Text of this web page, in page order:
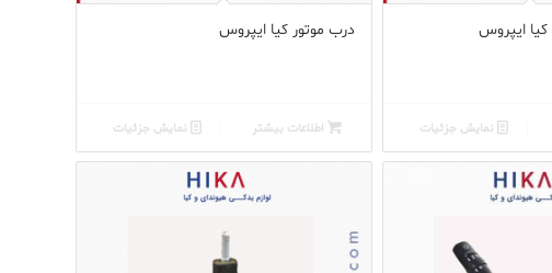
ایپروس
نمایش جزئیات
درب موتور کیا ایپروس
اطلاعات بیشتر نمایش جزئیات